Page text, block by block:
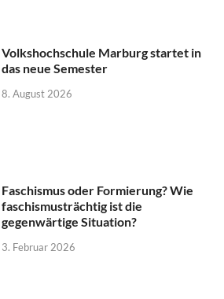
Volkshochschule Marburg startet in
das neue Semester
8. August 2026
Faschismus oder Formierung? Wie
faschismusträchtig ist die
gegenwärtige Situation?
3. Februar 2026